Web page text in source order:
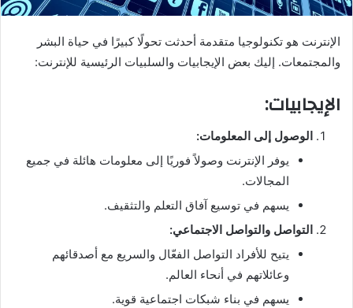
الإنترنت هو تكنولوجيا متقدمة أحدثت تحولًا كبيرًا في حياة البشر
والمجتمعات. إليك بعض الإيجابيات والسلبيات الرئيسية للإنترنت:
الإيجابيات:
الوصول إلى المعلومات:
يوفر الإنترنت وصولاً فوريًا إلى معلومات هائلة في جميع
المجالات.
يسهم في توسيع آفاق التعلم والتثقيف.
التواصل والتواصل الاجتماعي:
يتيح للأفراد التواصل الفعّال والسريع مع أصدقائهم
وعائلاتهم في أنحاء العالم.
يسهم في بناء شبكات اجتماعية قوية.